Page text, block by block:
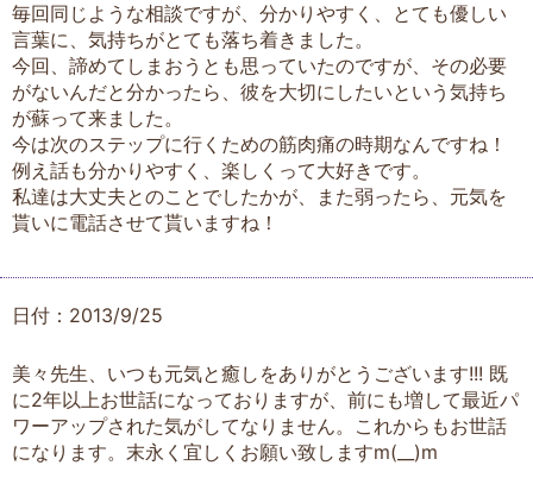
毎回同じような相談ですが、分かりやすく、とても優しい
言葉に、気持ちがとても落ち着きました。
今回、諦めてしまおうとも思っていたのですが、その必要
がないんだと分かったら、彼を大切にしたいという気持ち
が蘇って来ました。
今は次のステップに行くための筋肉痛の時期なんですね！
例え話も分かりやすく、楽しくって大好きです。
私達は大丈夫とのことでしたかが、また弱ったら、元気を
貰いに電話させて貰いますね！
日付：2013/9/25
美々先生、いつも元気と癒しをありがとうございます!!! 既
に2年以上お世話になっておりますが、前にも増して最近パ
ワーアップされた気がしてなりません。これからもお世話
になります。末永く宜しくお願い致しますm(__)m